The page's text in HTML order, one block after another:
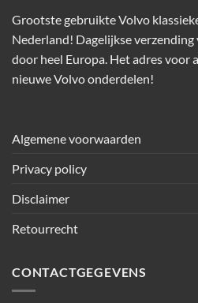
Grootste gebruikte Volvo
Nederland! Dagelijkse
door heel Europa. Het adres voor
nieuwe Volvo onderdelen!
Algemene voorwaarden
Privacy policy
Disclaimer
Retourrecht
CONTACTGEGEVENS